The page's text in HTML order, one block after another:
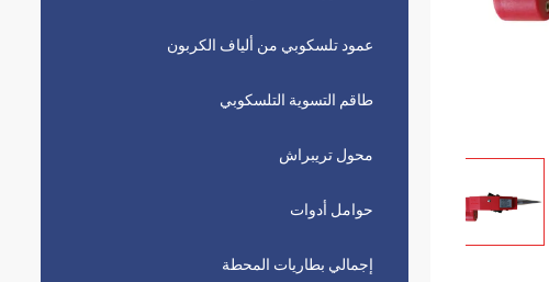
عمود تلسكوبي من ألياف الكربون
طاقم التسوية التلسكوبي
محول تريبراش
حوامل أدوات
إجمالي بطاريات المحطة